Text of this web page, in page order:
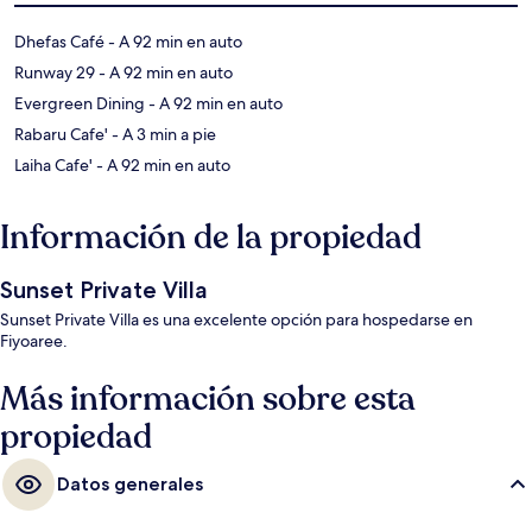
‪Dhefas Café - ‬A 92 min en auto
‪Runway 29 - ‬A 92 min en auto
‪Evergreen Dining - ‬A 92 min en auto
‪Rabaru Cafe' - ‬A 3 min a pie
‪Laiha Cafe' - ‬A 92 min en auto
Información de la propiedad
Sunset Private Villa
Sunset Private Villa es una excelente opción para hospedarse en
Fiyoaree.
Más información sobre esta
propiedad
Datos generales